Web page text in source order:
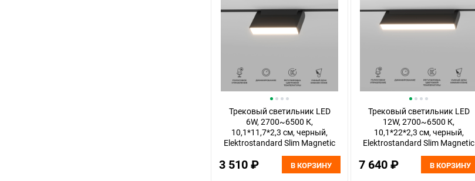
Трековый светильник LED
6W, 2700~6500 К,
10,1*11,7*2,3 см, черный,
Elektrostandard Slim Magnetic
3 510 ₽ В КОРЗИНУ
Трековый светильник LED
12W, 2700~6500 К,
10,1*22*2,3 см, черный,
Elektrostandard Slim Magnetic
7 640 ₽ В КОРЗИНУ